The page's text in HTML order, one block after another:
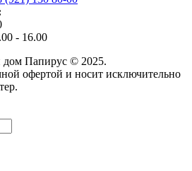
- 16.00
дом Папирус © 2025.
офертой и носит исключительно